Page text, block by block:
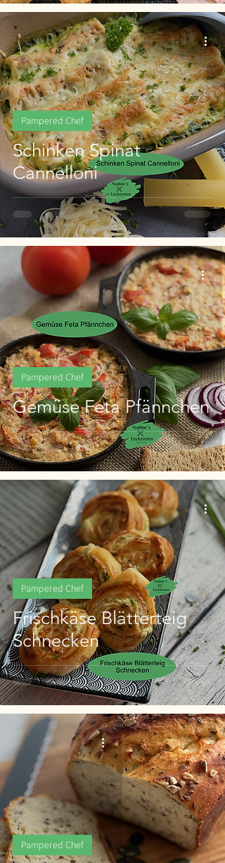
Schinken Spinat
Cannelloni
Pampered Chef
Gemüse Feta Pfännchen
Pampered Chef
Frischkäse Blätterteig
Schnecken
Pampered Chef
Pampered Chef